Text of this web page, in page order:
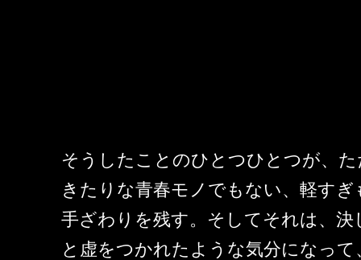
そうしたことのひとつひとつが、
きたりな青春モノでもない、軽す
手ざわりを残す。そしてそれは、
と虚をつかれたような気分になっ